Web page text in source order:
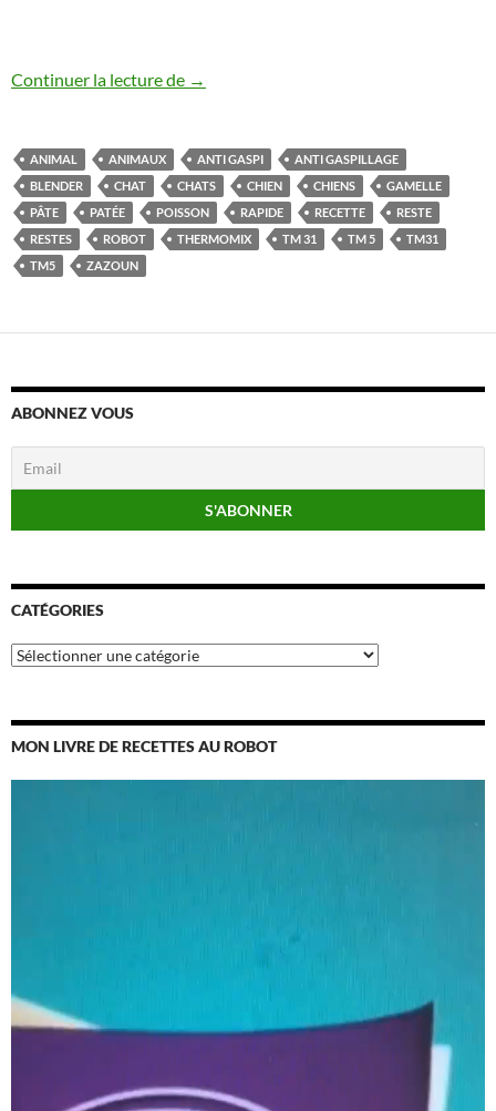
Continuer la lecture de pâtée anti gaspillage au poisson pour
→
ANIMAL ANIMAUX ANTI GASPI
ANTI GASPILLAGE
BLENDER
CHAT CHATS CHIEN CHIENS
GAMELLE
PÂTE
PATÉE POISSON RAPIDE RECETTE
RESTE
RESTES
ROBOT THERMOMIX TM 31 TM 5
TM31
TM5
ZAZOUN
ABONNEZ VOUS
CATÉGORIES
Catégories
MON LIVRE DE RECETTES AU ROBOT